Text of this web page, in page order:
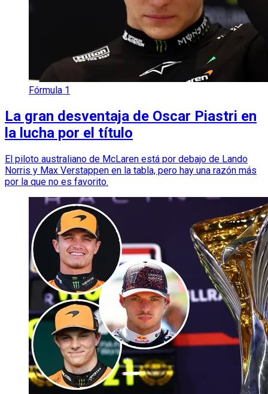
Fórmula 1
La gran desventaja de Oscar Piastri en
la lucha por el título
El piloto australiano de McLaren está por debajo de Lando
Norris y Max Verstappen en la tabla, pero hay una razón más
por la que no es favorito.